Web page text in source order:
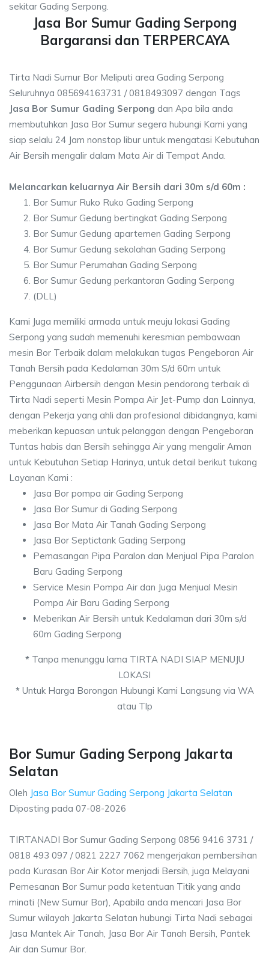
sekitar Gading Serpong.
Jasa Bor Sumur Gading Serpong
Bargaransi dan TERPERCAYA
Tirta Nadi Sumur Bor Meliputi area Gading Serpong
Seluruhnya 085694163731 / 0818493097 dengan Tags
Jasa Bor Sumur Gading Serpong dan Apa bila anda
membutuhkan Jasa Bor Sumur segera hubungi Kami yang
siap selalu 24 Jam nonstop libur untuk mengatasi Kebutuhan
Air Bersih mengalir dalam Mata Air di Tempat Anda.
Melancarkan keluarnya Air Bersih dari 30m s/d 60m :
Bor Sumur Ruko Ruko Gading Serpong
Bor Sumur Gedung bertingkat Gading Serpong
Bor Sumur Gedung apartemen Gading Serpong
Bor Sumur Gedung sekolahan Gading Serpong
Bor Sumur Perumahan Gading Serpong
Bor Sumur Gedung perkantoran Gading Serpong
(DLL)
Kami Juga memiliki armada untuk meuju lokasi Gading
Serpong yang sudah memenuhi keresmian pembawaan
mesin Bor Terbaik dalam melakukan tugas Pengeboran Air
Tanah Bersih pada Kedalaman 30m S/d 60m untuk
Penggunaan Airbersih dengan Mesin pendorong terbaik di
Tirta Nadi seperti Mesin Pompa Air Jet-Pump dan Lainnya,
dengan Pekerja yang ahli dan profesional dibidangnya, kami
meberikan kepuasan untuk pelanggan dengan Pengeboran
Tuntas habis dan Bersih sehingga Air yang mengalir Aman
untuk Kebutuhan Setiap Harinya, untuk detail berikut tukang
Layanan Kami :
Jasa Bor pompa air Gading Serpong
Jasa Bor Sumur di Gading Serpong
Jasa Bor Mata Air Tanah Gading Serpong
Jasa Bor Septictank Gading Serpong
Pemasangan Pipa Paralon dan Menjual Pipa Paralon
Baru Gading Serpong
Service Mesin Pompa Air dan Juga Menjual Mesin
Pompa Air Baru Gading Serpong
Meberikan Air Bersih untuk Kedalaman dari 30m s/d
60m Gading Serpong
*Tanpa menunggu lama TIRTA NADI SIAP MENUJU
LOKASI
*Untuk Harga Borongan Hubungi Kami Langsung via WA
atau Tlp
Bor Sumur Gading Serpong Jakarta
Selatan
Oleh Jasa Bor Sumur Gading Serpong Jakarta Selatan
Diposting pada 07-08-2026
TIRTANADI Bor Sumur Gading Serpong 0856 9416 3731 /
0818 493 097 / 0821 2227 7062 mengerjakan pembersihan
pada Kurasan Bor Air Kotor menjadi Bersih, juga Melayani
Pemesanan Bor Sumur pada ketentuan Titik yang anda
minati (New Sumur Bor), Apabila anda mencari Jasa Bor
Sumur wilayah Jakarta Selatan hubungi Tirta Nadi sebagai
Jasa Mantek Air Tanah, Jasa Bor Air Tanah Bersih, Pantek
Air dan Sumur Bor.